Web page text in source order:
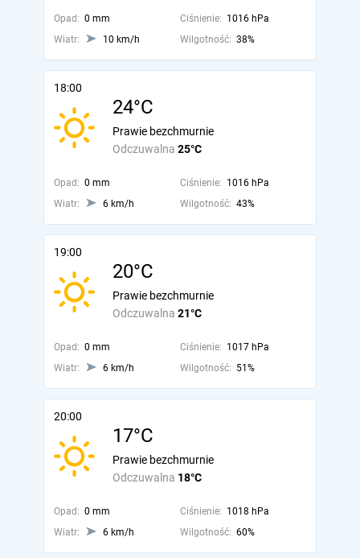
Opad: 0 mm Ciśnienie: 1016 hPa
Wiatr:
10 km/h Wilgotność: 38%
18:00
24°C
Odczuwalna 25°C
Prawie bezchmurnie
Opad: 0 mm Ciśnienie: 1016 hPa
Wiatr:
6 km/h Wilgotność: 43%
19:00
20°C
Odczuwalna 21°C
Prawie bezchmurnie
Opad: 0 mm Ciśnienie: 1017 hPa
Wiatr:
6 km/h Wilgotność: 51%
20:00
17°C
Odczuwalna 18°C
Prawie bezchmurnie
Opad: 0 mm Ciśnienie: 1018 hPa
Wiatr:
6 km/h Wilgotność: 60%